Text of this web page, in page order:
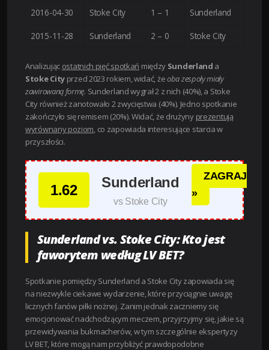
2016-04-30 Stoke City 1 – 1 Sunderland
2015-11-28 Sunderland 2 – 0 Stoke City
Analizując ostatnich pięć spotkań między Sunderland a
Stoke City przed 2023 rokiem, widać, żeoba zespoły miały
zawirowaną formę. Sunderland wygrał 2 z nich (40%), a Stoke
City również zanotowało 2 zwycięstwa (40%). Jedno spotkanie
zakończyło się remisem (20%). Widać, że drużyny prezentują
wyrównany poziom, co zapowiada interesujące starcia w
przyszłości.
1.62 Sunderland
vs Stoke City
ZAGRAJ
»
Sunderland vs. Stoke City: Kto jest
faworytem według LV BET?
Spotkanie pomiędzy Sunderland a Stoke City zapowiada się
na niezwykle ciekawe wydarzenie, które przyciągnie uwagę
licznych fanów piłki nożnej. Zanim jednak zaczniemy się
emocjonować nadchodzącym meczem, przyjrzyjmy się, jakie są
przewidywania bukmacherów, w tym szczególnie ekspertyzy
LV BET, które mogą nam przybliżyć prawdopodobne